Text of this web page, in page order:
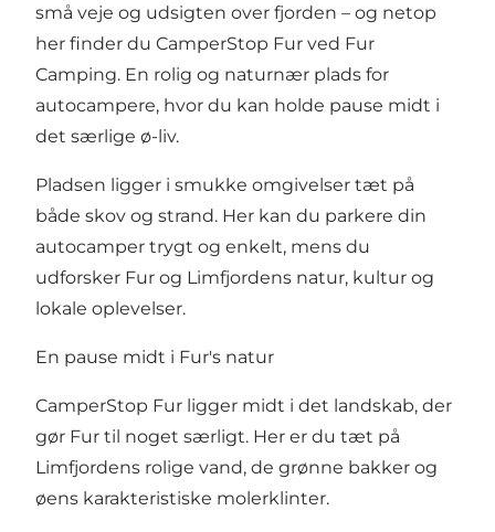
små veje og udsigten over fjorden – og netop
her finder du CamperStop Fur ved Fur
Camping. En rolig og naturnær plads for
autocampere, hvor du kan holde pause midt i
det særlige ø-liv.
Pladsen ligger i smukke omgivelser tæt på
både skov og strand. Her kan du parkere din
autocamper trygt og enkelt, mens du
udforsker Fur og Limfjordens natur, kultur og
lokale oplevelser.
En pause midt i Fur's natur
CamperStop Fur ligger midt i det landskab, der
gør Fur til noget særligt. Her er du tæt på
Limfjordens rolige vand, de grønne bakker og
øens karakteristiske molerklinter.